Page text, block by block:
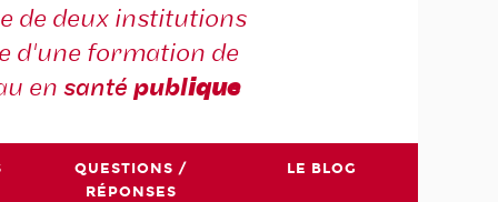
de deux institutions
d'une formation de
en santé publique
QUESTIONS /
RÉPONSES
LE BLOG